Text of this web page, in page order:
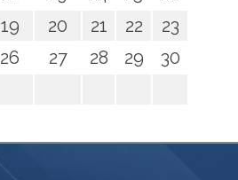
19 20 21 22
23
26 27 28 29
30